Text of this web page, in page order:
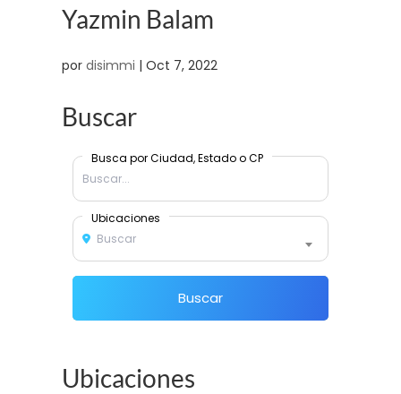
Yazmin Balam
por disimmi | Oct 7, 2022
Buscar
Busca por Ciudad, Estado o CP
Ubicaciones
Buscar
Buscar
Ubicaciones